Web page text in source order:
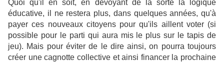
Quoi qu'il en soit, en dévoyant de la sorte la logique
éducative, il ne restera plus, dans quelques années, qu'à
payer ces nouveaux citoyens pour qu'ils aillent voter (si
possible pour le parti qui aura mis le plus sur le tapis de
jeu). Mais pour éviter de le dire ainsi, on pourra toujours
créer une cagnotte collective et ainsi financer la prochaine